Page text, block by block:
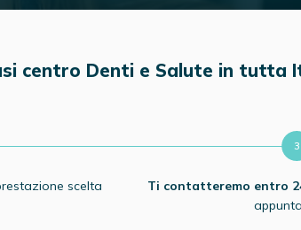
centro Denti e Salute in tutta
scelta Ti contatteremo entro